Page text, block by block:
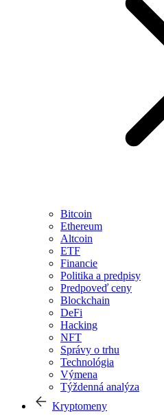
Bitcoin
Ethereum
Altcoin
ETF
Financie
Politika a predpisy
Predpoveď ceny
Blockchain
DeFi
Hacking
NFT
Správy o trhu
Technológia
Výmena
Týždenná analýza
Kryptomeny